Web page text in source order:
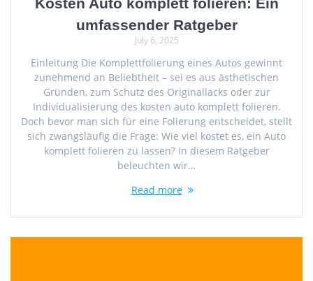
Kosten Auto komplett folieren: Ein
umfassender Ratgeber
July 6, 2025
Einleitung Die Komplettfolierung eines Autos gewinnt
zunehmend an Beliebtheit – sei es aus ästhetischen
Gründen, zum Schutz des Originallacks oder zur
Individualisierung des kosten auto komplett folieren.
Doch bevor man sich für eine Folierung entscheidet, stellt
sich zwangsläufig die Frage: Wie viel kostet es, ein Auto
komplett folieren zu lassen? In diesem Ratgeber
beleuchten wir…
Read more